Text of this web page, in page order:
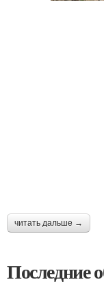
читать дальше →
Последние